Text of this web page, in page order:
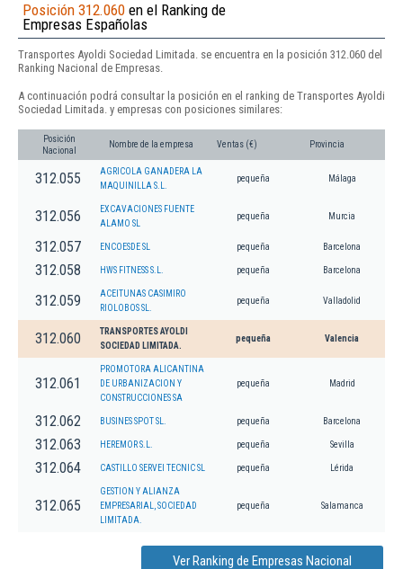
Posición 312.060 en el Ranking de
Empresas Españolas
Transportes Ayoldi Sociedad Limitada. se encuentra en la posición 312.060 del
Ranking Nacional de Empresas.
A continuación podrá consultar la posición en el ranking de Transportes Ayoldi
Sociedad Limitada. y empresas con posiciones similares:
Posición
Nacional
Nombre de la empresa Ventas (€) Provincia
312.055
AGRICOLA GANADERA LA
MAQUINILLA S.L.
pequeña Málaga
312.056
EXCAVACIONES FUENTE
ALAMO SL
pequeña Murcia
312.057 ENCOESDE SL pequeña Barcelona
312.058 HWS FITNESS S.L. pequeña Barcelona
312.059
ACEITUNAS CASIMIRO
RIOLOBOS SL.
pequeña Valladolid
312.060
TRANSPORTES AYOLDI
SOCIEDAD LIMITADA.
pequeña Valencia
312.061
PROMOTORA ALICANTINA
DE URBANIZACION Y
CONSTRUCCIONES SA
pequeña Madrid
312.062 BUSINES SPOT SL. pequeña Barcelona
312.063 HEREMOR S.L. pequeña Sevilla
312.064 CASTILLO SERVEI TECNIC SL pequeña Lérida
312.065
GESTION Y ALIANZA
EMPRESARIAL, SOCIEDAD
LIMITADA.
pequeña Salamanca
Ver Ranking de Empresas Nacional